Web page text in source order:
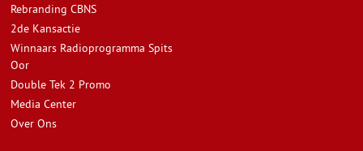
Rebranding CBNS
2de Kansactie
Winnaars Radioprogramma Spits
Oor
Double Tek 2 Promo
Media Center
Over Ons